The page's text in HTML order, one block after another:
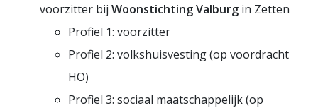
voorzitter bij Woonstichting Valburg in Zetten
Profiel 1: voorzitter
Profiel 2: volkshuisvesting (op voordracht
HO)
Profiel 3: sociaal maatschappelijk (op